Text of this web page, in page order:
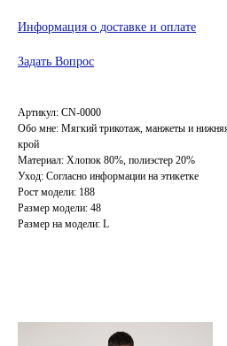
Информация о доставке и оплате
Задать Вопрос
Артикул: СN-0000
Обо мне: Мягкий трикотаж, манжеты и
крой
Материал: Хлопок 80%, полиэстер 20%
Уход: Согласно информации на этикетке
Рост модели: 188
Размер модели: 48
Размер на модели: L